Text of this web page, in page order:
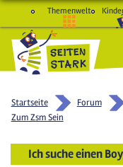
Themenwelt
Startseite Forum
Zum Zsm Sein
Ich suche einen